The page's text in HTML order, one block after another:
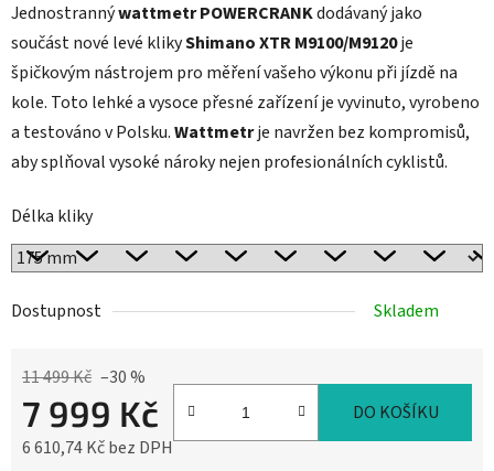
Jednostrannýwattmetr POWERCRANKdodávaný jako
součást nové levé klikyShimano XTR M9100/M9120je
špičkovým nástrojem pro měření vašeho výkonu při jízdě na
kole. Toto lehké a vysoce přesné zařízení je vyvinuto, vyrobeno
a testováno v Polsku.Wattmetrje navržen bez kompromisů,
aby splňoval vysoké nároky nejen profesionálních cyklistů.
Délka kliky
Dostupnost Skladem
11 499 Kč –30 %
7 999 Kč
6 610,74 Kč bez DPH
DO KOŠÍKU